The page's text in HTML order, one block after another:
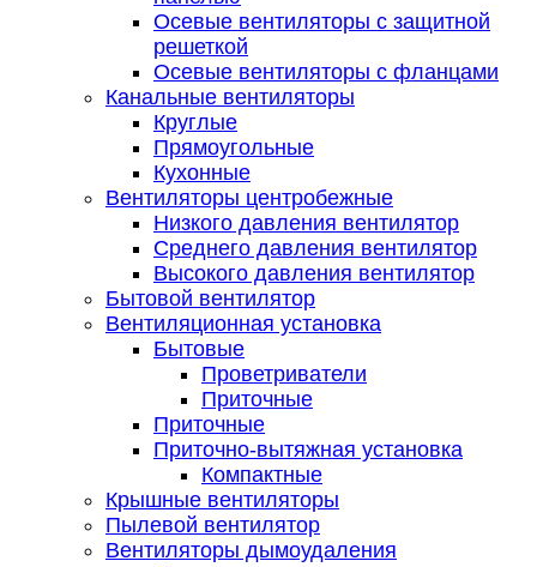
Осевые вентиляторы с защитной
решеткой
Осевые вентиляторы с фланцами
Канальные вентиляторы
Круглые
Прямоугольные
Кухонные
Вентиляторы центробежные
Низкого давления вентилятор
Среднего давления вентилятор
Высокого давления вентилятор
Бытовой вентилятор
Вентиляционная установка
Бытовые
Проветриватели
Приточные
Приточные
Приточно-вытяжная установка
Компактные
Крышные вентиляторы
Пылевой вентилятор
Вентиляторы дымоудаления